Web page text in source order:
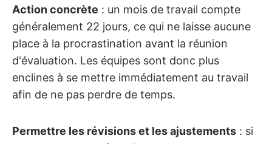
Action concrète : un mois de travail compte
généralement 22 jours, ce qui ne laisse aucune
place à la procrastination avant la réunion
d'évaluation. Les équipes sont donc plus
enclines à se mettre immédiatement au travail
afin de ne pas perdre de temps.
Permettre les révisions et les ajustements : si